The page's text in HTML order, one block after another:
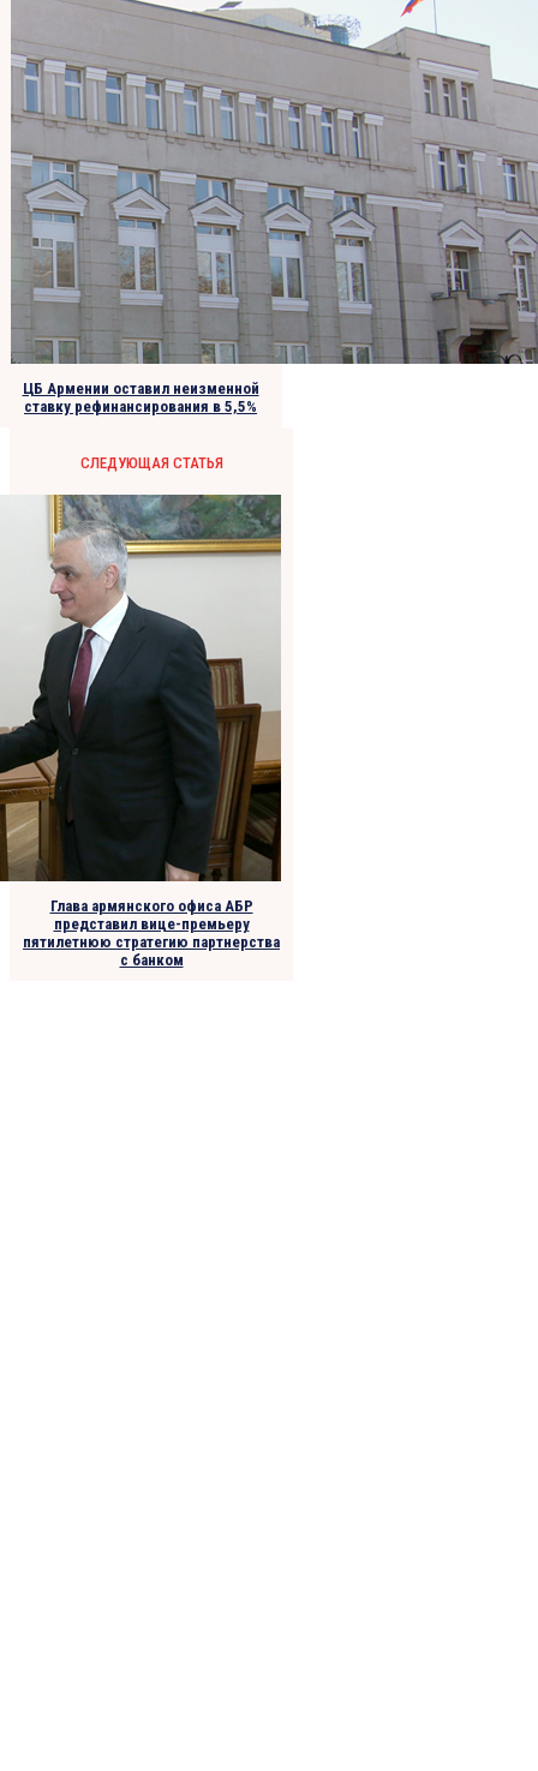
ЦБ Армении оставил неизменной
ставку рефинансирования в 5,5%
СЛЕДУЮЩАЯ СТАТЬЯ
Глава армянского офиса АБР
представил вице-премьеру
пятилетнюю стратегию партнерства
с банком